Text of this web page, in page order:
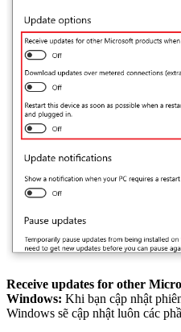
Receive updates for other
Windows: Khi bạn cập nhật
Windows sẽ cập nhật luôn các